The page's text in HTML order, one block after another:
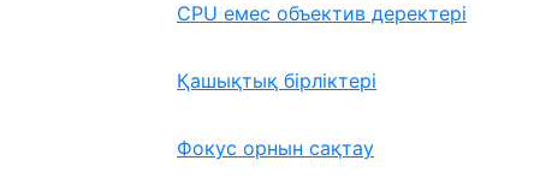
CPU емес объектив деректері
Қашықтық бірліктері
Фокус орнын сақтау